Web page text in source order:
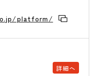
platform/
詳細へ